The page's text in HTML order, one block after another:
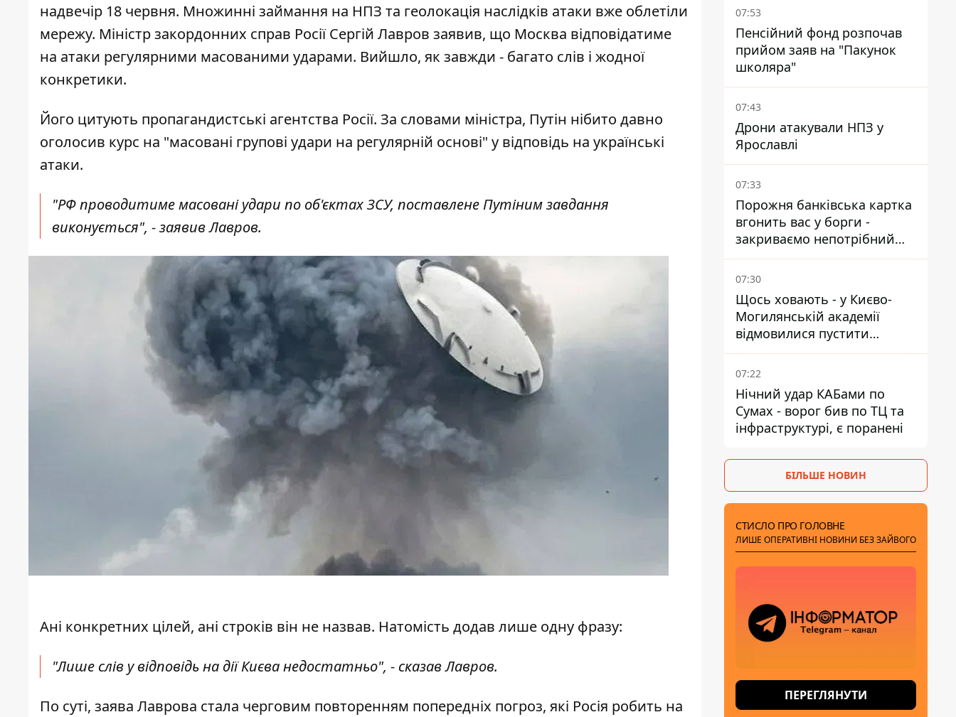
надвечір 18 червня. Множинні займання на НПЗ та геолокація наслідків атаки вже облетіли
мережу. Міністр закордонних справ Росії Сергій Лавров заявив, що Москва відповідатиме
на атаки регулярними масованими ударами. Вийшло, як завжди - багато слів і жодної
конкретики.
Його цитують пропагандистські агентства Росії. За словами міністра, Путін нібито давно
оголосив курс на "масовані групові удари на регулярній основі" у відповідь на українські
атаки.
"РФ проводитиме масовані удари по об'єктах ЗСУ, поставлене Путіним завдання
виконується", - заявив Лавров.
Ані конкретних цілей, ані строків він не назвав. Натомість додав лише одну фразу:
"Лише слів у відповідь на дії Києва недостатньо", - сказав Лавров.
По суті, заява Лаврова стала черговим повторенням попередніх погроз, які Росія робить на
07:53
Пенсійний фонд розпочав
прийом заяв на "Пакунок
школяра"
07:43
Дрони атакували НПЗ у
Ярославлі
07:33
Порожня банківська картка
вгонить вас у борги -
закриваємо непотрібний
рахунок правильно
07:30
Щось ховають - у Києво-
Могилянській академії
відмовилися пустити
комісію з охорони пам'яток
на територію
07:22
Нічний удар КАБами по
Сумах - ворог бив по ТЦ та
інфраструктурі, є поранені
БІЛЬШЕ НОВИН
СТИСЛО ПРО ГОЛОВНЕ
ЛИШЕ ОПЕРАТИВНІ НОВИНИ БЕЗ ЗАЙВОГО
ПЕРЕГЛЯНУТИ